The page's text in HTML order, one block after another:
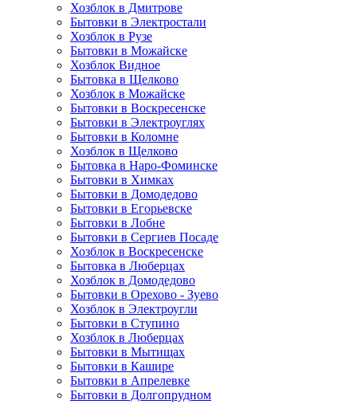
Хозблок в Дмитрове
Бытовки в Электростали
Хозблок в Рузе
Бытовки в Можайске
Хозблок Видное
Бытовкa в Щелково
Хозблок в Можайске
Бытовки в Воскресенске
Бытовки в Электроуглях
Бытовки в Коломне
Хозблок в Щелково
Бытовка в Наро-Фоминске
Бытовки в Химках
Бытовки в Домодедово
Бытовки в Егорьевске
Бытовки в Лобне
Бытовки в Сергиев Посаде
Хозблок в Воскресенске
Бытовка в Люберцах
Хозблок в Домодедово
Бытовки в Орехово - Зуево
Хозблок в Электроугли
Бытовки в Ступино
Хозблок в Люберцах
Бытовки в Мытищах
Бытовки в Кашире
Бытовки в Апрелевке
Бытовки в Долгопрудном